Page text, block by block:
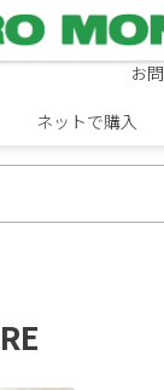
お
ネットで購入